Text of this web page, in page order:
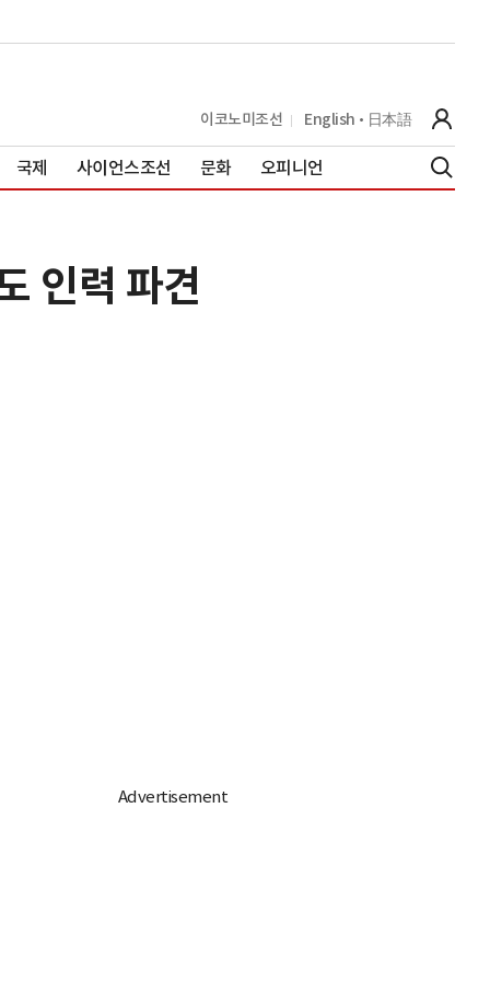
이코노미조선 English 日本語
국제 사이언스조선 문화 오피니언
인력 파견